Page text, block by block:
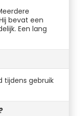
bevat een
Een lang
tijdens gebruik